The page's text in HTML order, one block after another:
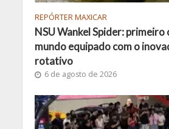
REPÓRTER MAXICAR
NSU Wankel Spider: primeiro
mundo equipado com o
rotativo
6 de agosto de 2026